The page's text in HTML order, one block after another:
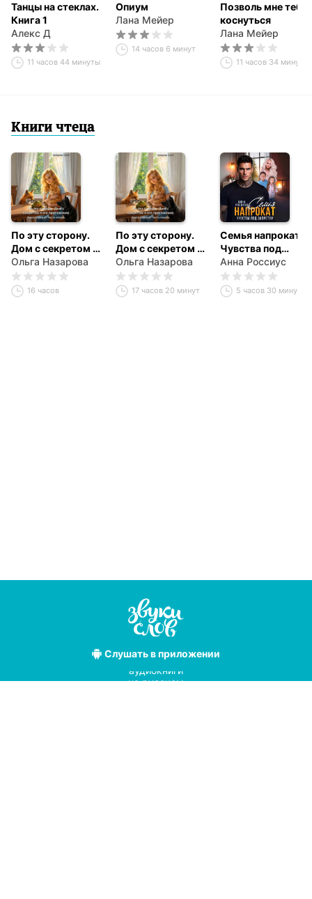
Танцы на стеклах.
Книга 1
Алекс Д
11 часов 44 минуты
Опиум
Лана Мейер
14 часов 6 минут
Позволь мне тебя
коснуться
Лана Мейер
11 часов 34 минуты
Книги чтеца
По эту сторону.
Дом с секретом и
его притяжение.
Часть вторая
Ольга Назарова
16 часов
По эту сторону.
Дом с секретом и
его притяжение.
Часть первая
Ольга Назарова
17 часов 20 минут
Семья напрокат.
Чувства под
запретом
Анна Россиус
5 часов 30 минут
Слушатьв приложении
Лучшие
аудиокниги
на русском